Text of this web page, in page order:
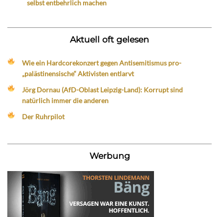
selbst entbehrlich machen
Aktuell oft gelesen
Wie ein Hardcorekonzert gegen Antisemitismus pro-
„palästinensische“ Aktivisten entlarvt
Jörg Dornau (AfD-Oblast Leipzig-Land): Korrupt sind
natürlich immer die anderen
Der Ruhrpilot
Werbung